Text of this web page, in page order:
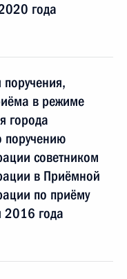
года
в режиме
города
поручению
советником
в Приёмной
по приёму
2016 года